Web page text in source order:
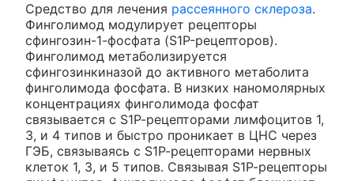
Средство для лечения рассеянного склероза.
Финголимод модулирует рецепторы
сфингозин-1-фосфата (S1P-рецепторов).
Финголимод метаболизируется
сфингозинкиназой до активного метаболита
финголимода фосфата. В низких наномолярных
концентрациях финголимода фосфат
связывается с S1Р-рецепторами лимфоцитов 1,
3, и 4 типов и быстро проникает в ЦНС через
ГЭБ, связываясь с S1Р-рецепторами нервных
клеток 1, 3, и 5 типов. Связывая S1Р-рецепторы